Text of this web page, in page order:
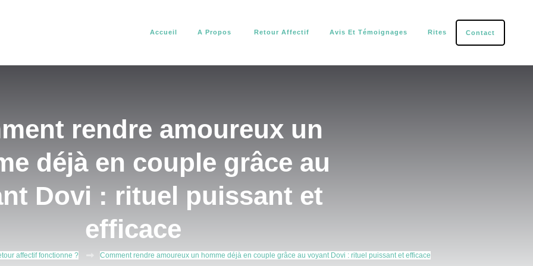
Accueil A Propos Retour Affectif Avis Et Témoignages Rites Contact
rendre amoureux un
déjà en couple grâce au
Dovi : rituel puissant et
efficace
affectif fonctionne ? Comment rendre amoureux un homme déjà en couple grâce au voyant Dovi : rituel puissant et efficace